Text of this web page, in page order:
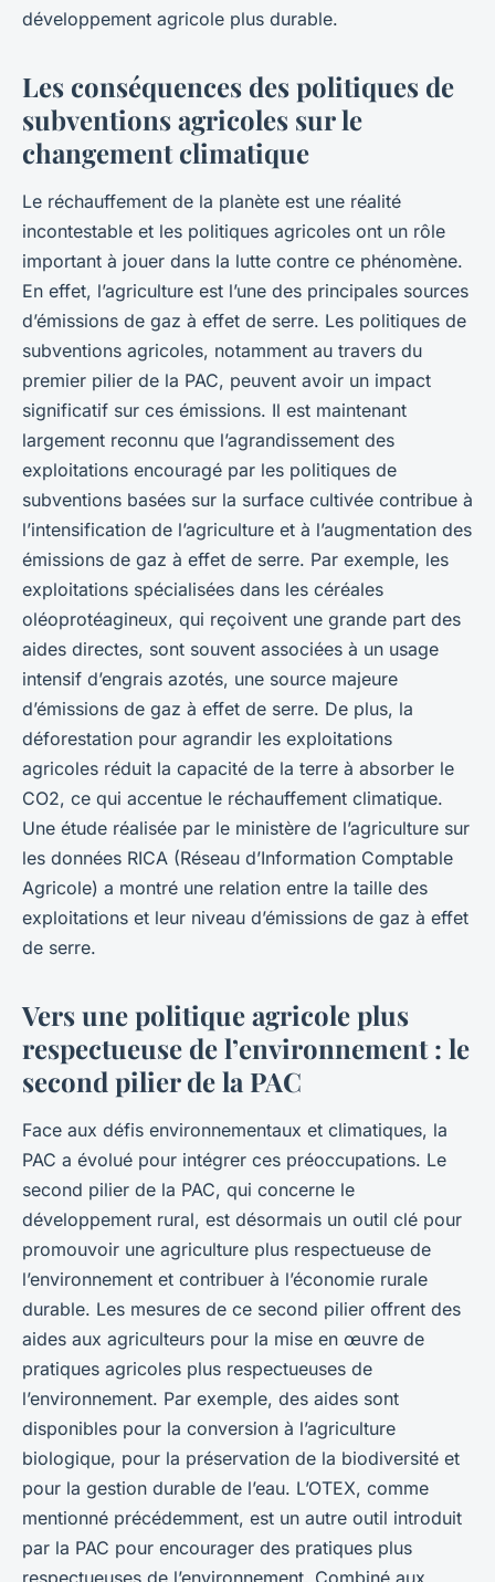
développement agricole plus durable.
Les conséquences des politiques de
subventions agricoles sur le
changement climatique
Le réchauffement de la planète est une réalité
incontestable et les politiques agricoles ont un rôle
important à jouer dans la lutte contre ce phénomène.
En effet, l’agriculture est l’une des principales sources
d’émissions de gaz à effet de serre. Les politiques de
subventions agricoles, notamment au travers du
premier pilier de la PAC, peuvent avoir un impact
significatif sur ces émissions. Il est maintenant
largement reconnu que l’agrandissement des
exploitations encouragé par les politiques de
subventions basées sur la surface cultivée contribue à
l’intensification de l’agriculture et à l’augmentation des
émissions de gaz à effet de serre. Par exemple, les
exploitations spécialisées dans les céréales
oléoprotéagineux, qui reçoivent une grande part des
aides directes, sont souvent associées à un usage
intensif d’engrais azotés, une source majeure
d’émissions de gaz à effet de serre. De plus, la
déforestation pour agrandir les exploitations
agricoles réduit la capacité de la terre à absorber le
CO2, ce qui accentue le réchauffement climatique.
Une étude réalisée par le ministère de l’agriculture sur
les données RICA (Réseau d’Information Comptable
Agricole) a montré une relation entre la taille des
exploitations et leur niveau d’émissions de gaz à effet
de serre.
Vers une politique agricole plus
respectueuse de l’environnement : le
second pilier de la PAC
Face aux défis environnementaux et climatiques, la
PAC a évolué pour intégrer ces préoccupations. Le
second pilier de la PAC, qui concerne le
développement rural, est désormais un outil clé pour
promouvoir une agriculture plus respectueuse de
l’environnement et contribuer à l’économie rurale
durable. Les mesures de ce second pilier offrent des
aides aux agriculteurs pour la mise en œuvre de
pratiques agricoles plus respectueuses de
l’environnement. Par exemple, des aides sont
disponibles pour la conversion à l’agriculture
biologique, pour la préservation de la biodiversité et
pour la gestion durable de l’eau. L’OTEX, comme
mentionné précédemment, est un autre outil introduit
par la PAC pour encourager des pratiques plus
respectueuses de l’environnement. Combiné aux